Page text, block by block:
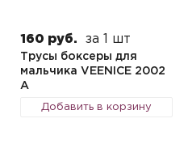
160 руб. за 1 шт
Трусы боксеры для
мальчика VEENICE 2002
A
Добавить в корзину